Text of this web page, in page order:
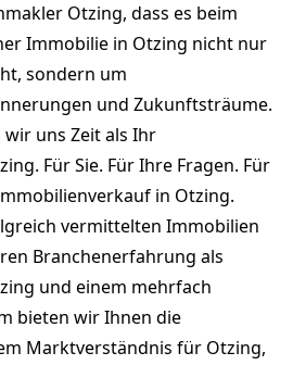
Otzing, dass es beim
Immobilie in Otzing nicht nur
sondern um
und Zukunftsträume.
uns Zeit als Ihr
Für Sie. Für Ihre Fragen. Für
in Otzing.
vermittelten Immobilien
Branchenerfahrung als
und einem mehrfach
bieten wir Ihnen die
Marktverständnis für Otzing,